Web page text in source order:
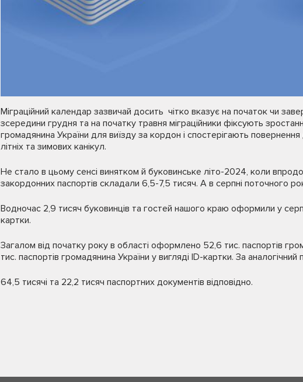
Міграційний календар зазвичай досить чітко вказує на початок чи
зсередини грудня та на початку травня міграційники фіксують
громадянина України для виїзду за кордон і спостерігають
літніх та зимових канікул.
Не стало в цьому сенсі винятком й буковинське літо-2024, коли
закордонних паспортів складали 6,5-7,5 тисяч. А в серпні поточного
Водночас 2,9 тисяч буковинців та гостей нашого краю оформили у
картки.
Загалом від початку року в області оформлено 52,6 тис. паспортів
тис. паспортів громадянина України у вигляді ID-картки. За
64,5 тисячі та 22,2 тисяч паспортних документів відповідно.